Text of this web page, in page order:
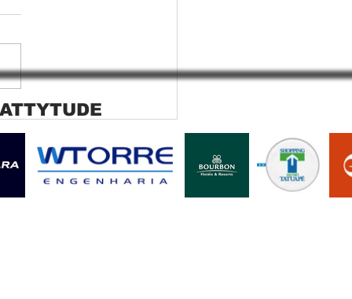
rolo tela solar
SP Cortina rolo tela
Jaguara SP